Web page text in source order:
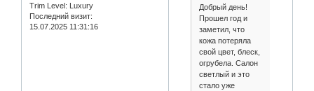
Trim Level: Luxury
Последний визит:
15.07.2025 11:31:16
Добрый день!
Прошел год и
заметил, что
кожа потеряла
свой цвет, блеск,
огрубела. Салон
светлый и это
стало уже